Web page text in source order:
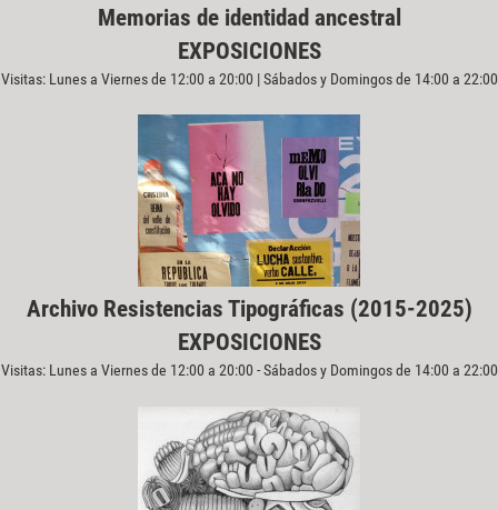
Memorias de identidad ancestral
EXPOSICIONES
Visitas: Lunes a Viernes de 12:00 a 20:00 | Sábados y Domingos de 14:00 a 22:00
Archivo Resistencias Tipográficas (2015-2025)
EXPOSICIONES
Visitas: Lunes a Viernes de 12:00 a 20:00 - Sábados y Domingos de 14:00 a 22:00